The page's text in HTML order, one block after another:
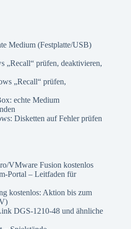
Medium (Festplatte/USB)
„Recall“ prüfen, deaktivieren,
„Recall“ prüfen,
echte Medium
Disketten auf Fehler prüfen
VMware Fusion kostenlos
Portal – Leitfaden für
kostenlos: Aktion bis zum
DGS-1210-48 und ähnliche